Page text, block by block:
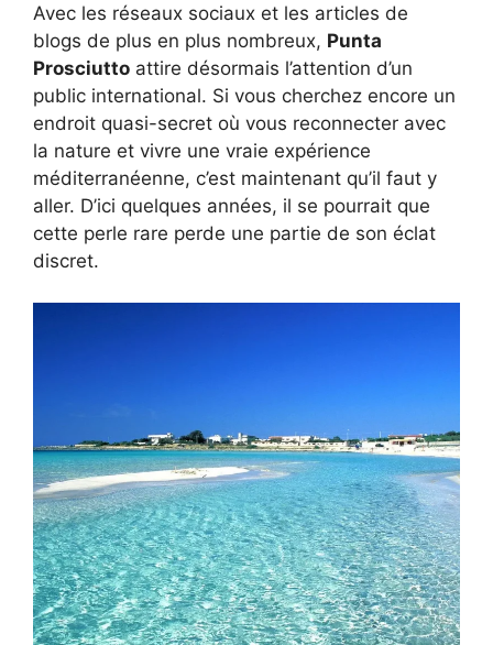
Avec les réseaux sociaux et les articles de
blogs de plus en plus nombreux, Punta
Prosciutto attire désormais l’attention d’un
public international. Si vous cherchez encore un
endroit quasi-secret où vous reconnecter avec
la nature et vivre une vraie expérience
méditerranéenne, c’est maintenant qu’il faut y
aller. D’ici quelques années, il se pourrait que
cette perle rare perde une partie de son éclat
discret.